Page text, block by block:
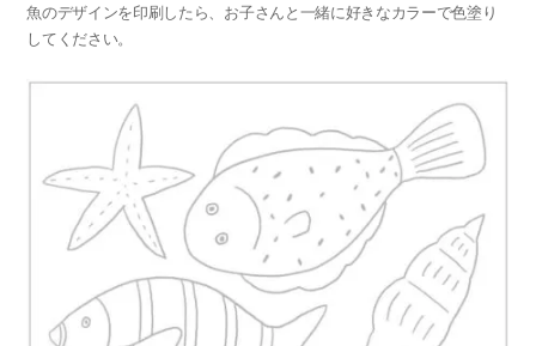
魚のデザインを印刷したら、お子さんと一緒に好きなカラーで色塗り
してください。